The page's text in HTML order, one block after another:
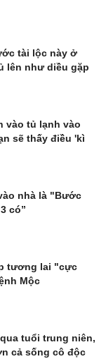
tài lộc này ở
lên như diều gặp
vào tủ lạnh vào
sẽ thấy điều 'kì
nhà là "Bước
có”
tương lai "cực
Mộc
tuổi trung niên,
cả sống cô độc